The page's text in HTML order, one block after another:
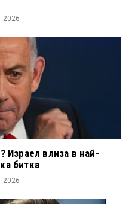
Израел влиза в най-
битка